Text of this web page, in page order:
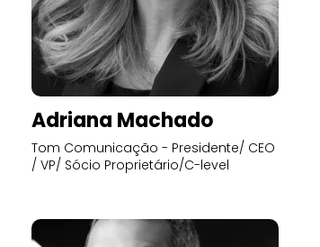
Adriana Machado
Tom Comunicação - Presidente/ CEO
/ VP/ Sócio Proprietário/C-level